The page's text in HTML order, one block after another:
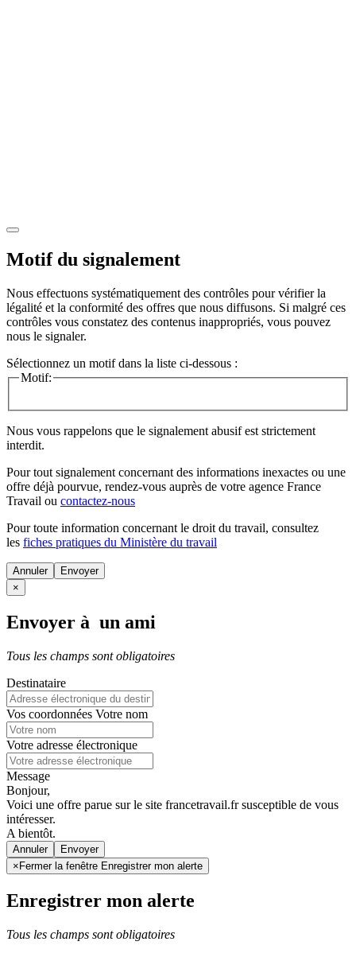
Motif du signalement
Nous effectuons systématiquement des contrôles pour vérifier la
légalité et la conformité des offres que nous diffusons. Si malgré ces
contrôles vous constatez des contenus inappropriés, vous pouvez
nous le signaler.
Sélectionnez un motif dans la liste ci-dessous :
Motif:
Nous vous rappelons que le signalement abusif est strictement
interdit.
Pour tout signalement concernant des informations inexactes ou une
offre déjà pourvue, rendez-vous auprès de votre agence France
Travail ou contactez-nous
Pour toute information concernant le droit du travail, consultez
les fiches pratiques du Ministère du travail
Annuler
×
Envoyer à un ami
Tous les champs sont obligatoires
Destinataire
Vos coordonnées Votre nom
Votre adresse électronique
Message
Bonjour,
Voici une offre parue sur le site francetravail.fr susceptible de vous
intéresser.
A bientôt.
Annuler
× Fermer la fenêtre Enregistrer mon alerte
Enregistrer mon alerte
Tous les champs sont obligatoires